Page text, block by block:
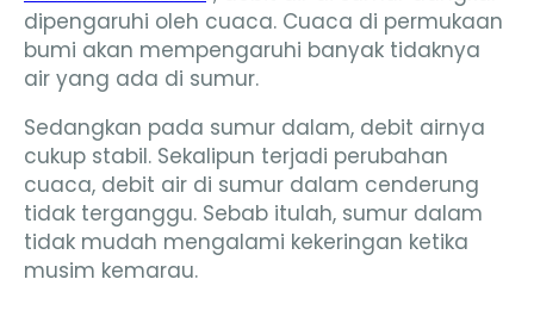
dipengaruhi oleh cuaca. Cuaca di permukaan
bumi akan mempengaruhi banyak tidaknya
air yang ada di sumur.
Sedangkan pada sumur dalam, debit airnya
cukup stabil. Sekalipun terjadi perubahan
cuaca, debit air di sumur dalam cenderung
tidak terganggu. Sebab itulah, sumur dalam
tidak mudah mengalami kekeringan ketika
musim kemarau.